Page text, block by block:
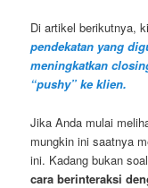
Di artikel berikutnya,
pendekatan yang
meningkatkan
“pushy” ke klien.
Jika Anda mulai
mungkin ini saatnya
ini. Kadang bukan
cara berinteraksi